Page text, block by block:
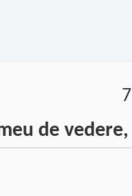
de vedere,